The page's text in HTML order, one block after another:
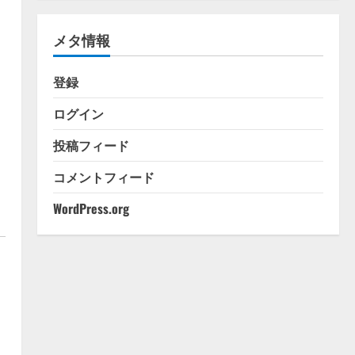
ー
メタ情報
登録
ログイン
投稿フィード
コメントフィード
WordPress.org